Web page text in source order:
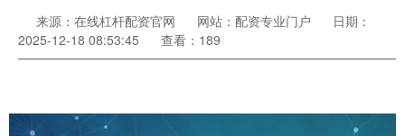
来源：在线杠杆配资官网 网站：配资专业门户
日期：
2025-12-18 08:53:45
查看：189